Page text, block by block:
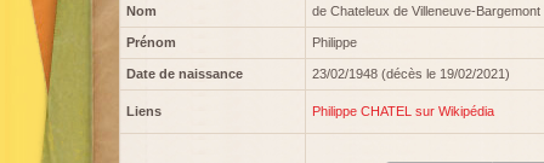
Nom
de Chateleux de Villeneuve-
Prénom Philippe
Date de naissance 23/02/1948 (décès le 19/02/2021)
Liens Philippe CHATEL sur Wikipédia